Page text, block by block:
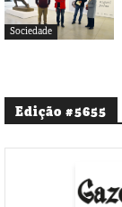
Sociedade
Edição #5655